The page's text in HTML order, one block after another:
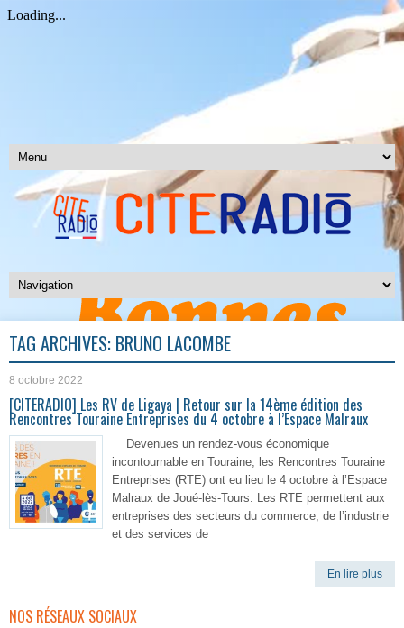
TAG ARCHIVES: BRUNO LACOMBE
8 octobre 2022
[CITERADIO] Les RV de Ligaya | Retour sur la 14ème édition des
Rencontres Touraine Entreprises du 4 octobre à l’Espace Malraux
Devenues un rendez-vous économique
incontournable en Touraine, les Rencontres Touraine
Entreprises (RTE) ont eu lieu le 4 octobre à l’Espace
Malraux de Joué-lès-Tours. Les RTE permettent aux
entreprises des secteurs du commerce, de l’industrie
et des services de
En lire plus
NOS RÉSEAUX SOCIAUX